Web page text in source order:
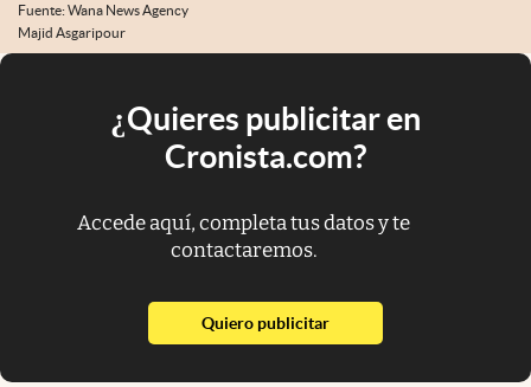
Fuente: Wana News Agency
Majid Asgaripour
¿Quieres publicitar en
Cronista.com?
Accede aquí, completa tus datos y te
contactaremos.
Quiero publicitarabre en nueva pestaña